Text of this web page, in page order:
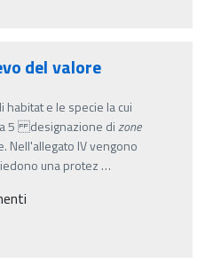
del valore
habitat e le specie la cui
5 designazione dizone
Nell'allegato IV vengono
una protez …